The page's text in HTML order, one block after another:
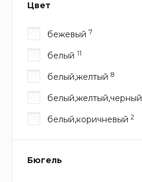
Цвет
бежевый 7
белый 11
белый,желтый 8
белый,желтый,черный
белый,коричневый 2
Бюгель